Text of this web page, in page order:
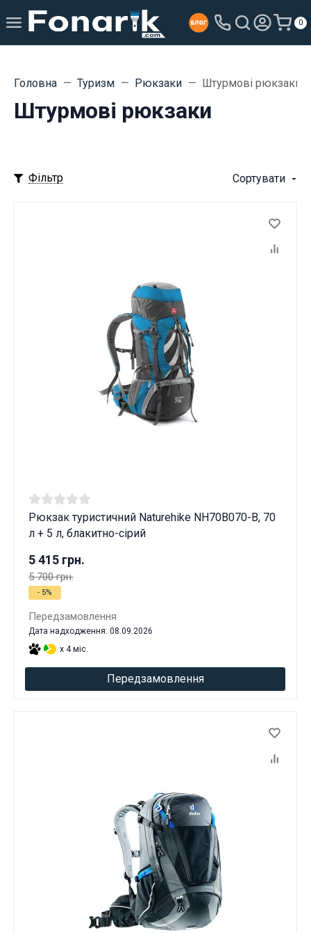
0
Головна Туризм Рюкзаки Штурмові рюкзаки
Штурмові рюкзаки
Фільтр Сортувати
Рюкзак туристичний Naturehike NH70B070-B, 70
л + 5 л, блакитно-сірий
5 415 грн.
5 700 грн.
- 5%
Передзамовлення
Дата надходження: 08.09.2026
x 4 міс.
Передзамовлення